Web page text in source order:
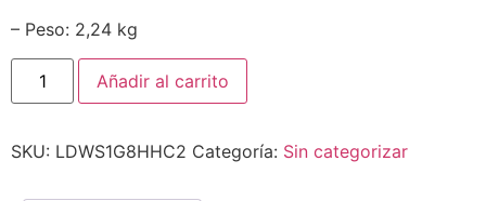
– Peso: 2,24 kg
Añadir al carrito
SKU: LDWS1G8HHC2 Categoría: Sin categorizar